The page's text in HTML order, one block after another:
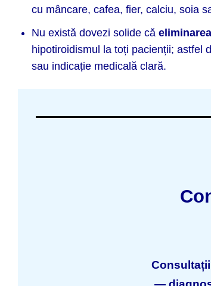
cu mâncare, cafea, fier, calciu, soia
Nu există dovezi solide că
hipotiroidismul la toți pacienții; astfel
sau indicație medicală clară.